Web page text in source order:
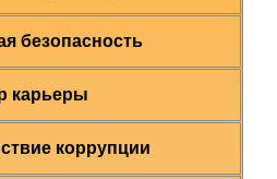
безопасность
карьеры
коррупции